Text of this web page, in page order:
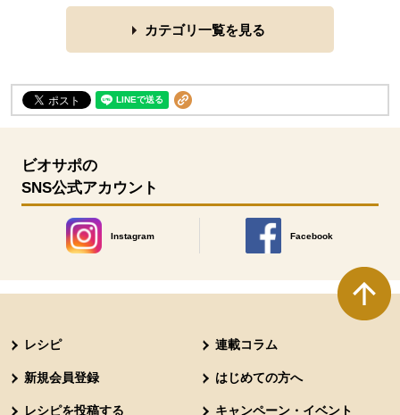
カテゴリ一覧を見る
ビオサポの
SNS公式アカウント
Instagram
別のウィンドウで開きます。
Facebook
別のウィンドウで開きます
レシピ 連載コラム
新規会員登録 はじめての方へ
レシピを投稿する キャンペーン・イベント